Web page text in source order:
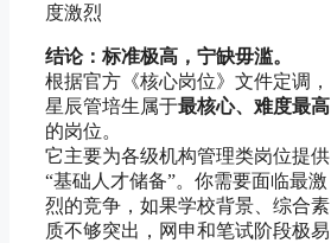
度激烈
结论：标准极高，宁缺毋滥。
根据官方《核心岗位》文件定调，
星辰管培生属于最核心、难度最高
的岗位。
它主要为各级机构管理类岗位提供
“基础人才储备”。你需要面临最激
烈的竞争，如果学校背景、综合素
质不够突出，网申和笔试阶段极易